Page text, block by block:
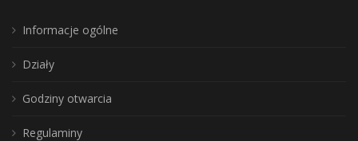
Informacje ogólne
Działy
Godziny otwarcia
Regulaminy